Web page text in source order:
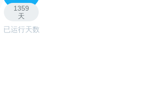
1359
天
已运行天数